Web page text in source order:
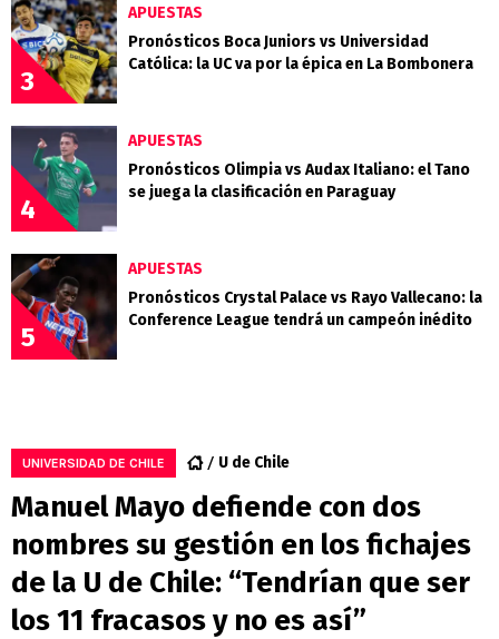
3
APUESTAS
Pronósticos Boca Juniors vs Universidad
Católica: la UC va por la épica en La Bombonera
4
APUESTAS
Pronósticos Olimpia vs Audax Italiano: el Tano
se juega la clasificación en Paraguay
5
APUESTAS
Pronósticos Crystal Palace vs Rayo Vallecano: la
Conference League tendrá un campeón inédito
UNIVERSIDAD DE CHILE U de Chile
Manuel Mayo defiende con dos
nombres su gestión en los fichajes
de la U de Chile: “Tendrían que ser
los 11 fracasos y no es así”